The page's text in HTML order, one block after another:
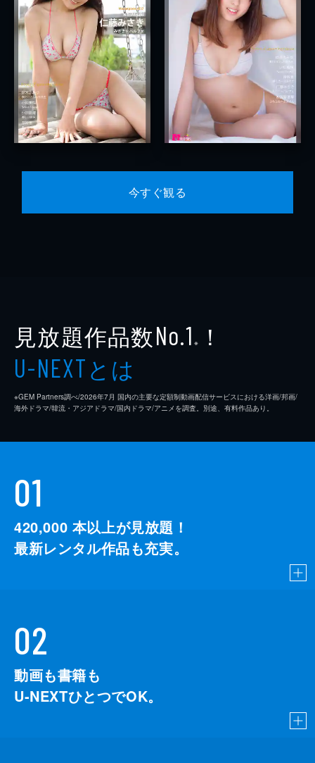
今すぐ観る
見放題作品数No.1 ※ ！
U-NEXTとは
※GEM Partners調べ/2026年7⽉ 国内の主要な定額制動画配信サービスにおける洋画/邦画/
海外ドラマ/韓流・アジアドラマ/国内ドラマ/アニメを調査。別途、有料作品あり。
01
420,000 本以上が見放題！
最新レンタル作品も充実。
02
動画も書籍も
U-NEXTひとつでOK。